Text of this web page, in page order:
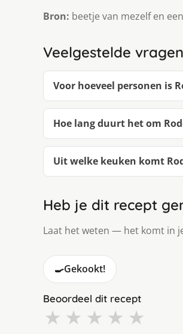
Bron: beetje van mezelf en
Veelgestelde vragen
Voor hoeveel personen is
Hoe lang duurt het om
Uit welke keuken komt
Heb je dit recept
Laat het weten — het komt in
🍳Gekookt!
Beoordeel dit recept
★ ★ ★ ★ ★